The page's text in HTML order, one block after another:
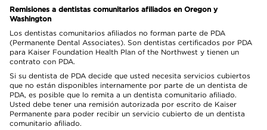
Remisiones a dentistas comunitarios afiliados en Oregon y
Washington
Los dentistas comunitarios afiliados no forman parte de PDA
(Permanente Dental Associates). Son dentistas certificados por PDA
para Kaiser Foundation Health Plan of the Northwest y tienen un
contrato con PDA.
Si su dentista de PDA decide que usted necesita servicios cubiertos
que no están disponibles internamente por parte de un dentista de
PDA, es posible que lo remita a un dentista comunitario afiliado.
Usted debe tener una remisión autorizada por escrito de Kaiser
Permanente para poder recibir un servicio cubierto de un dentista
comunitario afiliado.